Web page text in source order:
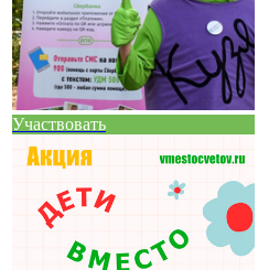
Участвовать